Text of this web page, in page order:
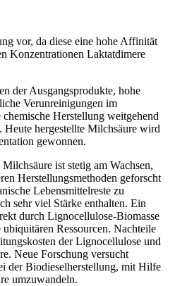
vor, da diese eine hohe Affinität
Konzentrationen Laktatdimere
der Ausgangsprodukte, hohe
Verunreinigungen im
Herstellung weitgehend
Heute hergestellte Milchsäure wird
gewonnen.
ist stetig am Wachsen,
Herstellungsmethoden geforscht
Lebensmittelreste zu
sehr viel Stärke enthalten. Ein
durch Lignocellulose-Biomasse
Ressourcen. Nachteile
der Lignocellulose und
Neue Forschung versucht
der Biodieselherstellung, mit Hilfe
umzuwandeln.